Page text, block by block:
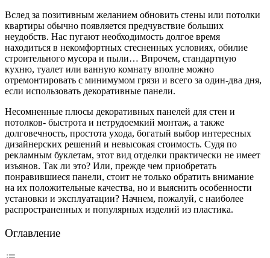
Вслед за позитивным желанием обновить стены или потолки
квартиры обычно появляется предчувствие больших
неудобств. Нас пугают необходимость долгое время
находиться в некомфортных стесненных условиях, обилие
строительного мусора и пыли… Впрочем, стандартную
кухню, туалет или ванную комнату вполне можно
отремонтировать с минимумом грязи и всего за один-два дня,
если использовать декоративные панели.
Несомненные плюсы декоративных панелей для стен и
потолков- быстрота и нетрудоемкий монтаж, а также
долговечность, простота ухода, богатый выбор интересных
дизайнерских решений и невысокая стоимость. Судя по
рекламным буклетам, этот вид отделки практически не имеет
изъянов. Так ли это? Или, прежде чем приобретать
понравившиеся панели, стоит не только обратить внимание
на их положительные качества, но и выяснить особенности
установки и эксплуатации? Начнем, пожалуй, с наиболее
распространенных и популярных изделий из пластика.
Оглавление